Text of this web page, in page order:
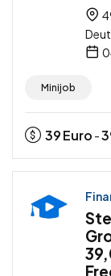
Minijob
39Euro -